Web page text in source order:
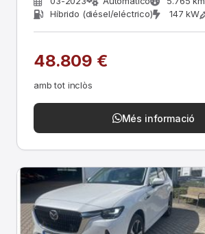
Híbrido (diésel/eléctrico)
147 kW
48.809 €
amb tot inclòs
Més informació